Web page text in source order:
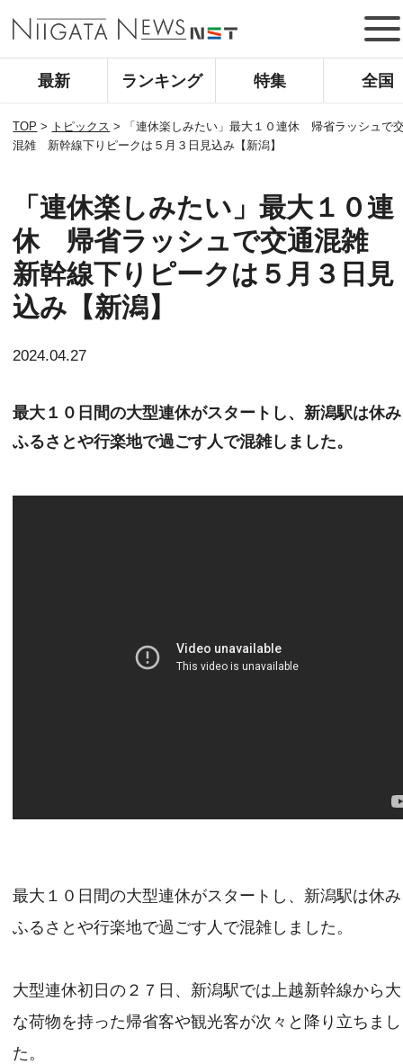
最新 ランキング 特集 全国
TOP > トピックス >
「連休楽しみたい」最大１０連休 帰省ラッシュで
混雑 新幹線下りピークは５月３日見込み【新潟】
「連休楽しみたい」最大１０連
休 帰省ラッシュで交通混雑
新幹線下りピークは５月３日見
込み【新潟】
2024.04.27
最大１０日間の大型連休がスタートし、新潟駅は休
ふるさとや行楽地で過ごす人で混雑しました。
最大１０日間の大型連休がスタートし、新潟駅は休
ふるさとや行楽地で過ごす人で混雑しました。
大型連休初日の２７日、新潟駅では上越新幹線から
な荷物を持った帰省客や観光客が次々と降り立ちまし
た。